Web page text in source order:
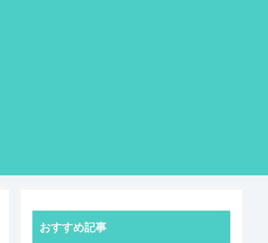
おすすめ記事